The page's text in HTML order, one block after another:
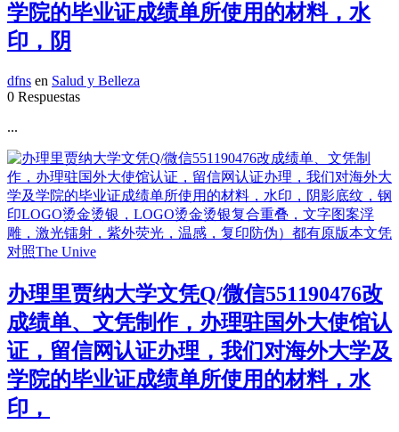
学院的毕业证成绩单所使用的材料，水
印，阴
dfns en Salud y Belleza
0 Respuestas
...
办理里贾纳大学文凭Q/微信551190476改
成绩单、文凭制作，办理驻国外大使馆认
证，留信网认证办理，我们对海外大学及
学院的毕业证成绩单所使用的材料，水
印，